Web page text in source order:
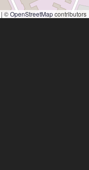
| ©OpenStreetMapcontributors